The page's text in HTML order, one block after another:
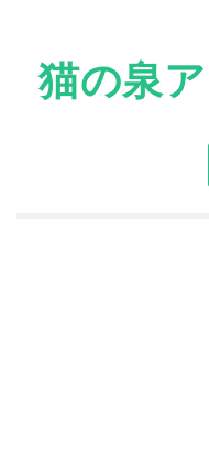
content猫の泉